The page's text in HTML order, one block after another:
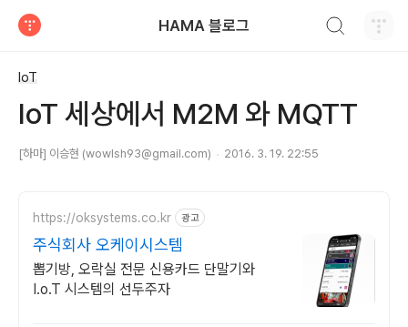
HAMA 블로그
IoT
IoT 세상에서 M2M 와 MQTT
[하마] 이승현 (wowlsh93@gmail.com) 2016. 3. 19. 22:55
https://oksystems.co.kr 광고
주식회사 오케이시스템
뽑기방, 오락실 전문 신용카드 단말기와
I.o.T 시스템의 선두주자